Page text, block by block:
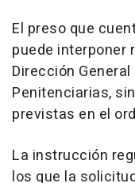
El preso que
puede interponer
Dirección
Penitenciarias,
previstas en el
La instrucción
los que la